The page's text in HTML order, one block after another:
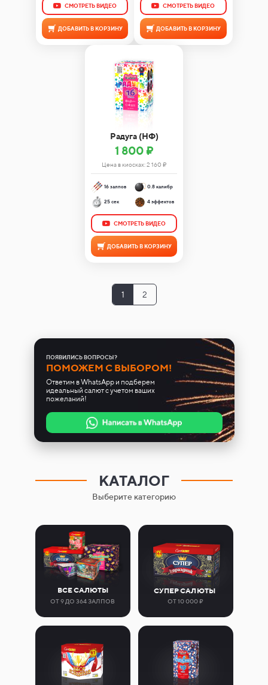
СМОТРЕТЬ ВИДЕО
ДОБАВИТЬ В КОРЗИНУ
СМОТРЕТЬ ВИДЕО
ДОБАВИТЬ В КОРЗИНУ
Радуга (НФ)
1 800 ₽
Цена в киосках:2 160 ₽
16 залпов
25 сек
0.8 калибр
4 эффектов
СМОТРЕТЬ ВИДЕО
ДОБАВИТЬ В КОРЗИНУ
1 2
ПОЯВИЛИСЬ ВОПРОСЫ?
ПОМОЖЕМ С ВЫБОРОМ!
Ответим в WhatsApp и подберем
идеальный салют с учетом ваших
пожеланий!
СУПЕР САЛЮТЫ
ОТ 10 000 ₽
ВСЕ САЛЮТЫ
ОТ 9 ДО 364 ЗАЛПОВ
КАТАЛОГ
Выберите категорию